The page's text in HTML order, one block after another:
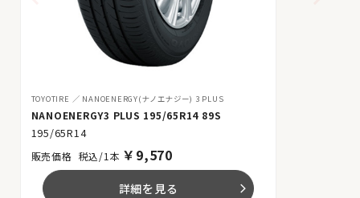
TOYOTIRE NANOENERGY(ナノエナジー) 3 PLUS
NANOENERGY3 PLUS 195/65R14 89S
195/65R14
税込/1本 ￥ 9,570
詳細を見る arrow_forward_ios